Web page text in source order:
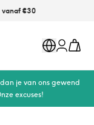
vanaf €30
Markets
Account
Cart
je van ons gewend
excuses!